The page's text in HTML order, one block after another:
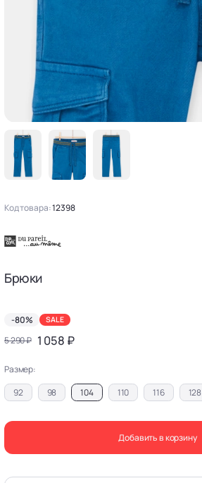
Код товара:12398
Брюки
-80% SALE
5 290 ₽ 1 058 ₽
Размер:
92
98 104 110 116 128
Добавить в корзину